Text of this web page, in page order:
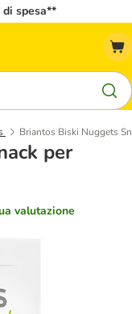
spesa**
Briantos Biski Nuggets
per
valutazione